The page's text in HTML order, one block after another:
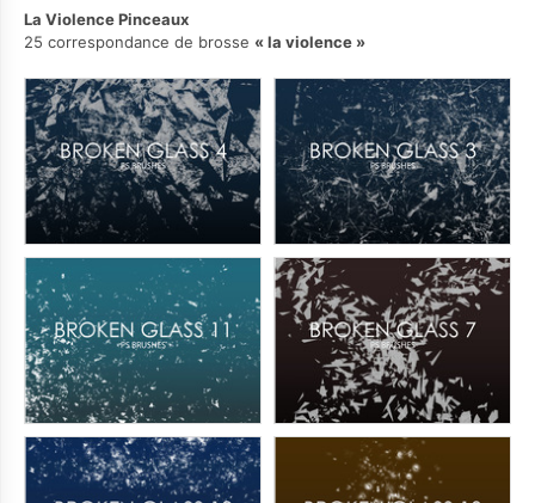
La Violence Pinceaux
25 correspondance de brosse
la violence